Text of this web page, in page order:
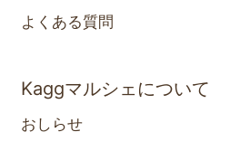
よくある質問
Kaggマルシェについて
おしらせ